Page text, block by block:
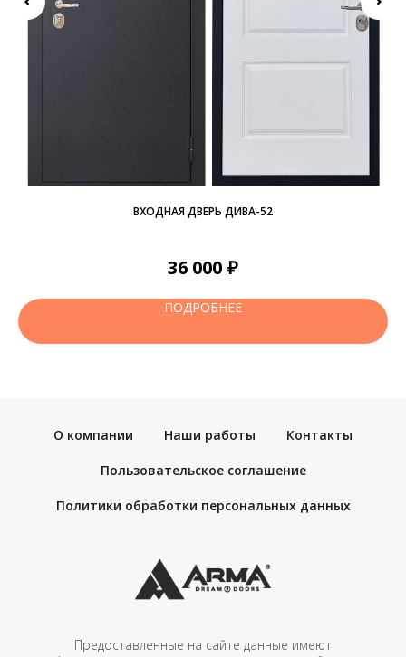
ВХОДНАЯ ДВЕРЬ ДИВА-52
36 000 ₽
ПОДРОБНЕЕ
О компании Наши работы Контакты
Пользовательское соглашение
Политики обработки персональных данных
Предоставленные на сайте данные имеют